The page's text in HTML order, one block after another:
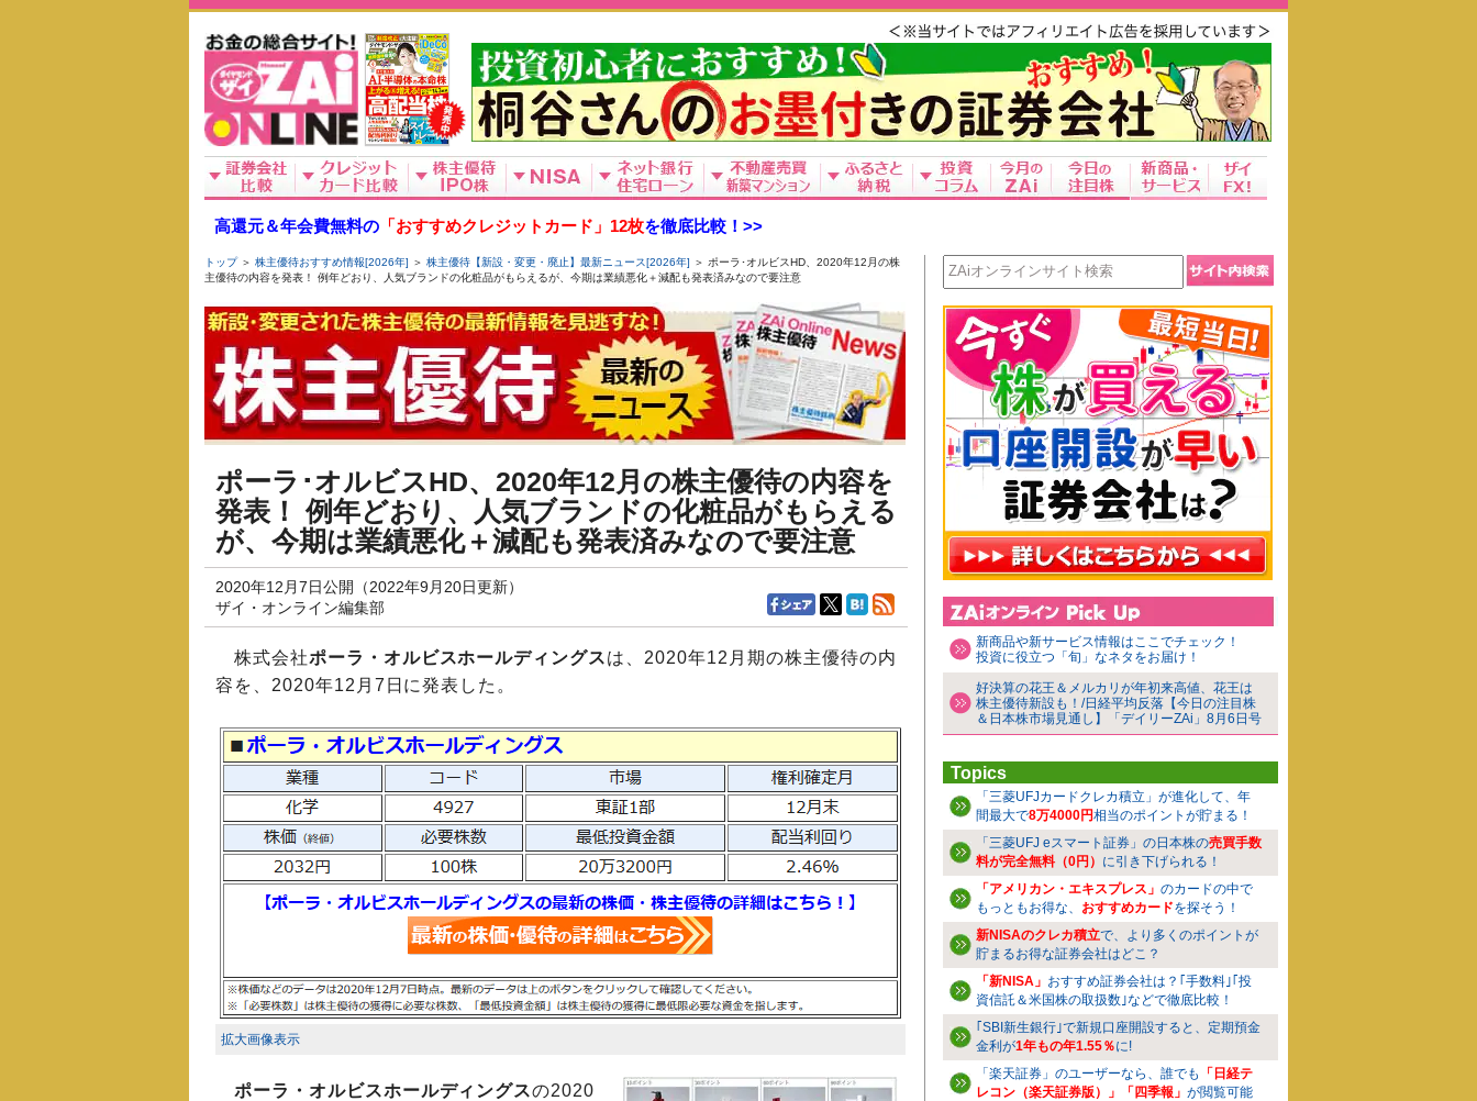
高還元＆年会費無料の 「おすすめクレジットカード」12枚を徹底比較！>>
トップ＞ 株主優待おすすめ情報[2026年] ＞ 株主優待【新設・変更・廃止】最新ニュース[2026年] ＞ ポーラ･オルビスHD、2020年12月の株
主優待の内容を発表！ 例年どおり、人気ブランドの化粧品がもらえるが、今期は業績悪化＋減配も発表済みなので要注意
ポーラ･オルビスHD、2020年12月の株主優待の内容を
発表！ 例年どおり、人気ブランドの化粧品がもらえる
が、今期は業績悪化＋減配も発表済みなので要注意
2020年12月7日公開（2022年9月20日更新）
ザイ・オンライン編集部
株式会社ポーラ・オルビスホールディングスは、2020年12月期の株主優待の内
容を、2020年12月7日に発表した。
拡大画像表示
ポーラ・オルビスホールディングスの2020
新商品や新サービス情報はここでチェック！
投資に役立つ「旬」なネタをお届け！
好決算の花王＆メルカリが年初来高値、花王は
株主優待新設も！/日経平均反落【今日の注目株
＆日本株市場見通し】「デイリーZAi」8月6日号
Topics
「三菱UFJカードクレカ積立」が進化して、年
間最大で8万4000円相当のポイントが貯まる！
「三菱UFJ eスマート証券」の日本株の売買手数
料が完全無料（0円） に引き下げられる！
「アメリカン・エキスプレス」 のカードの中で
もっともお得な、 おすすめカードを探そう！
新NISAのクレカ積立で、より多くのポイントが
貯まるお得な証券会社はどこ？
「新NISA」 おすすめ証券会社は？｢手数料｣｢投
資信託＆米国株の取扱数｣などで徹底比較！
｢SBI新生銀行｣で新規口座開設すると、定期預金
金利が1年もの年1.55％に!
「楽天証券」のユーザーなら、誰でも
「日経テ
レコン（楽天証券版）」「四季報」 が閲覧可能